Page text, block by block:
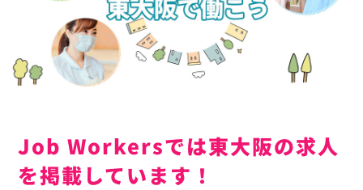
Job Workersでは東大阪の求人
を掲載しています！